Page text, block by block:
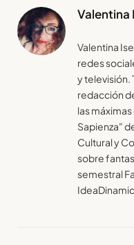
Valentina
Valentina
redes
y televisión.
redacción
las
Sapienza"
Cultural y
sobre
semestral